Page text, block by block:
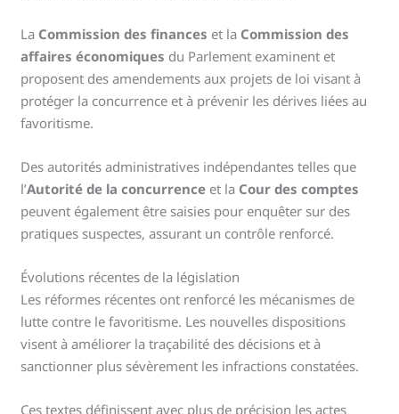
La Commission des finances et la Commission des
affaires économiques du Parlement examinent et
proposent des amendements aux projets de loi visant à
protéger la concurrence et à prévenir les dérives liées au
favoritisme.
Des autorités administratives indépendantes telles que
l’Autorité de la concurrence et la Cour des comptes
peuvent également être saisies pour enquêter sur des
pratiques suspectes, assurant un contrôle renforcé.
Évolutions récentes de la législation
Les réformes récentes ont renforcé les mécanismes de
lutte contre le favoritisme. Les nouvelles dispositions
visent à améliorer la traçabilité des décisions et à
sanctionner plus sévèrement les infractions constatées.
Ces textes définissent avec plus de précision les actes